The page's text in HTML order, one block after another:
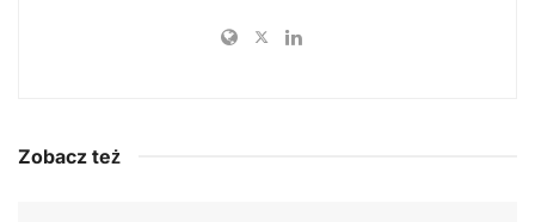
Zobacz też